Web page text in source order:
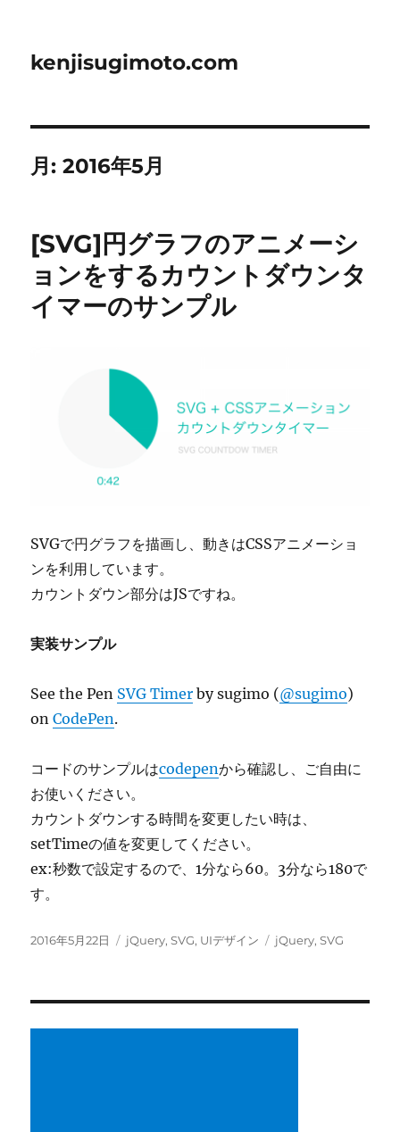
kenjisugimoto.com
月:2016年5月
[SVG]円グラフのアニメーシ
ョンをするカウントダウンタ
イマーのサンプル
SVGで円グラフを描画し、動きはCSSアニメーショ
ンを利用しています。
カウントダウン部分はJSですね。
実装サンプル
See the Pen SVG Timer by sugimo (@sugimo)
onCodePen.
コードのサンプルはcodepenから確認し、ご自由に
お使いください。
カウントダウンする時間を変更したい時は、
setTimeの値を変更してください。
ex:秒数で設定するので、1分なら60。3分なら180で
す。
投
2016年5月22日
カ
jQuery,SVG, UIデザイン
タ
jQuery,SVG